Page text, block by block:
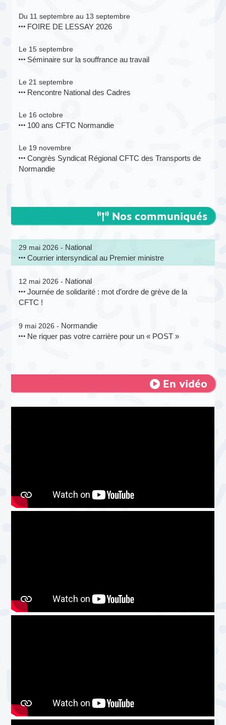
Du 11 septembre au 13 septembre
FOIRE DE LESSAY 2026
Le 15 septembre
Séminaire sur la souffrance au travail
Le 21 septembre
Rencontre National des Cadres
Le 16 octobre
100 ans CFTC Normandie
Le 19 novembre
Congrès Syndicat Régional CFTC des Transports de
Normandie
Nos communiqués
29 mai 2026 - National
Courrier intersyndical au Premier ministre
12 mai 2026 - National
Journée de solidarité : mot d’ordre de grève de la
CFTC !
9 mai 2026 - Normandie
Ne riquer pas votre carrière pour un « POST »
En vidéo